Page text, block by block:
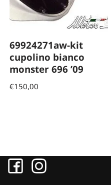
69924271aw-kit
cupolino bianco
monster 696 ’09
€150,00